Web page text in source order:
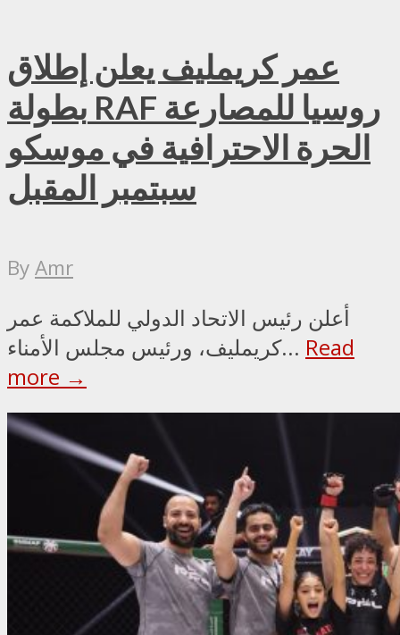
عمر كريمليف يعلن إطلاق
بطولة RAF روسيا للمصارعة
الحرة الاحترافية في موسكو
سبتمبر المقبل
ByAmr
أعلن رئيس الاتحاد الدولي للملاكمة عمر
كريمليف، ورئيس مجلس الأمناء... Read
more →